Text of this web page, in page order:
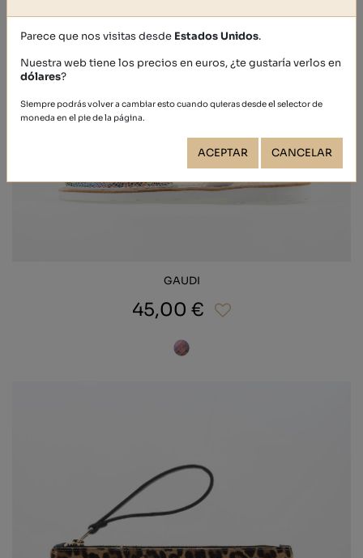
GAUDI
45,00 €
Parece que nos visitas desde Estados Unidos.
Nuestra web tiene los precios en euros, ¿te gustaría verlos en
dólares?
Siempre podrás volver a cambiar esto cuando quieras desde el selector de
moneda en el pie de la página.
ACEPTAR CANCELAR